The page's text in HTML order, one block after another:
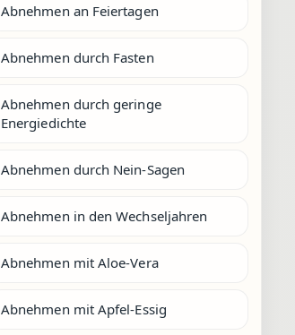
Abnehmen an Feiertagen
Abnehmen durch Fasten
Abnehmen durch geringe
Energiedichte
Abnehmen durch Nein-Sagen
Abnehmen in den Wechseljahren
Abnehmen mit Aloe-Vera
Abnehmen mit Apfel-Essig